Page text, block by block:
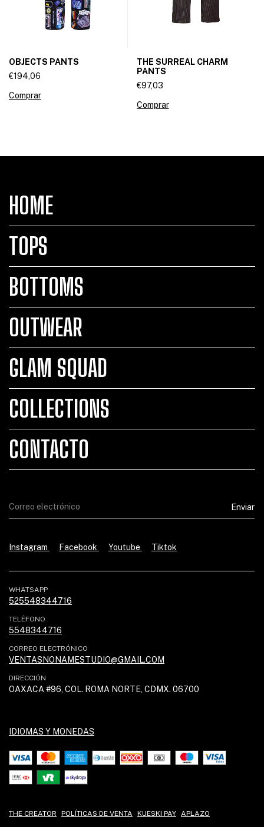
OBJECTS PANTS
€194,06
Comprar
THE SURREAL CHARM
PANTS
€97,03
Comprar
HOME
TOPS
BOTTOMS
OUTWEAR
GLAM SQUAD
COLLECTIONS
CONTACTO
Instagram Facebook Youtube Tiktok
WHATSAPP
525548344716
TELÉFONO
5548344716
CORREO ELECTRÓNICO
VENTASNONAMESTUDIO@GMAIL.COM
DIRECCIÓN
OAXACA #96, COL. ROMA NORTE, CDMX. 06700
IDIOMAS Y MONEDAS
THE CREATOR POLÍTICAS DE VENTA KUESKI PAY APLAZO